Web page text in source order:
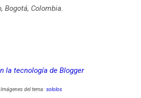
Bogotá, Colombia.
la tecnología de Blogger
Imágenes del tema: sololos